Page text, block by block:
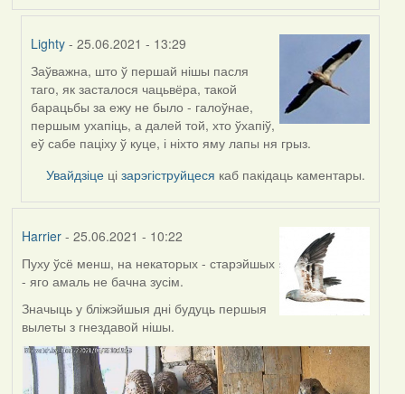
Lighty - 25.06.2021 - 13:29
In
reply
to
by
Feather
Заўважна, што ў першай нішы пасля
таго, як засталося чацьвёра, такой
барацьбы за ежу не было - галоўнае,
першым ухапіць, а далей той, хто ўхапіў,
еў сабе паціху ў куце, і ніхто яму лапы ня грыз.
Увайдзіце цізарэгіструйцеся каб пакідаць каментары.
Harrier- 25.06.2021 - 10:22
Пуху ўсё менш, на некаторых - старэйшых
- яго амаль не бачна зусім.
Значыць у бліжэйшыя дні будуць першыя
вылеты з гнездавой нішы.